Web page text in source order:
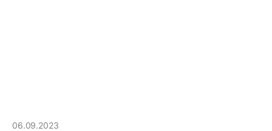
06.09.2023